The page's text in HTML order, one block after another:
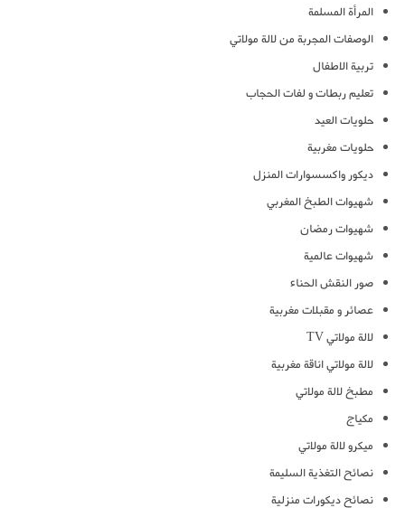
المرأة المسلمة
الوصفات المجربة من لالة مولاتي
تربية الاطفال
تعليم ربطات و لفات الحجاب
حلويات العيد
حلويات مغربية
ديكور واكسسوارات المنزل
شهيوات الطبخ المغربي
شهيوات رمضان
شهيوات عالمية
صور النقش الحناء
عصائر و مقبلات مغربية
لالة مولاتي TV
لالة مولاتي اناقة مغربية
مطبخ لالة مولاتي
مكياج
ميكرو لالة مولاتي
نصائح التغذية السليمة
نصائح ديكورات منزلية